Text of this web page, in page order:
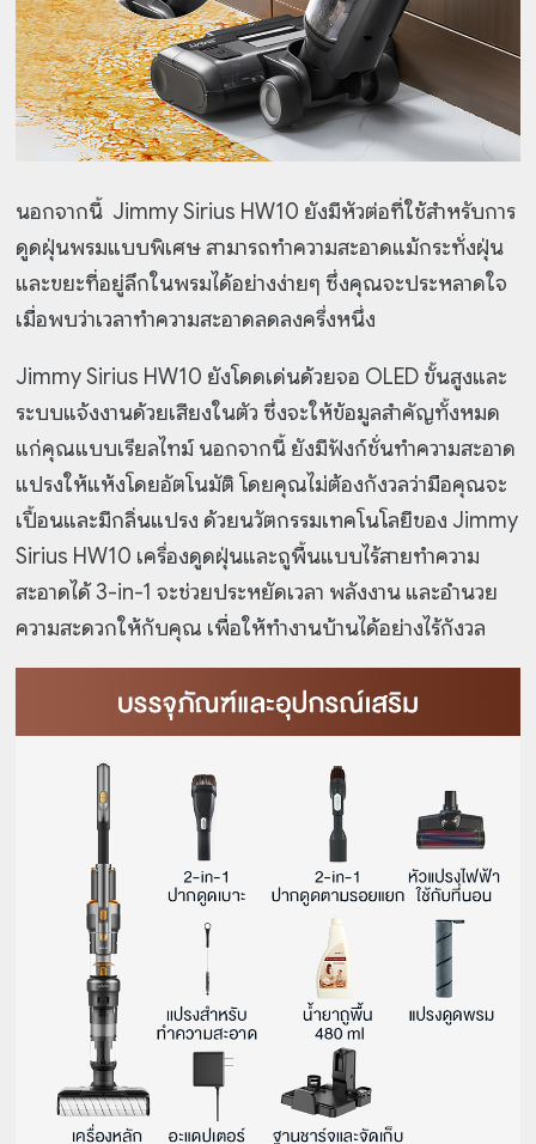
นอกจากนี้ Jimmy Sirius HW10 ยังมีหัวต่อที่ใช้สำหรับการ
ดูดฝุ่นพรมแบบพิเศษ สามารถทำความสะอาดแม้กระทั่งฝุ่น
และขยะที่อยู่ลึกในพรมได้อย่างง่ายๆ ซึ่งคุณจะประหลาดใจ
เมื่อพบว่าเวลาทำความสะอาดลดลงครึ่งหนึ่ง
Jimmy Sirius HW10 ยังโดดเด่นด้วยจอ OLED ขั้นสูงและ
ระบบแจ้งงานด้วยเสียงในตัว ซึ่งจะให้ข้อมูลสำคัญทั้งหมด
แก่คุณแบบเรียลไทม์ นอกจากนี้ ยังมีฟังก์ชั่นทำความสะอาด
แปรงให้แห้งโดยอัตโนมัติ โดยคุณไม่ต้องกังวลว่ามือคุณจะ
เปื้อนและมีกลิ่นแปรง ด้วยนวัตกรรมเทคโนโลยีของ Jimmy
Sirius HW10 เครื่องดูดฝุ่นและถูพื้นแบบไร้สายทำความ
สะอาดได้ 3-in-1 จะช่วยประหยัดเวลา พลังงาน และอำนวย
ความสะดวกให้กับคุณ เพื่อให้ทำงานบ้านได้อย่างไร้กังวล